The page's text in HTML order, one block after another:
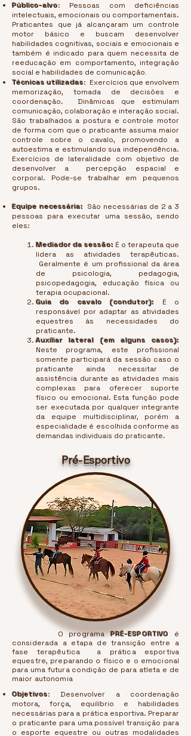
Público-alvo: Pessoas com deficiências
intelectuais, emocionais ou comportamentais.
Praticantes que já alcançaram um controle
motor básico e buscam desenvolver
habilidades cognitivas, sociais e emocionais e
também é indicado para quem necessita de
reeducação em comportamento, integração
social e habilidades de comunicação.
Técnicas utilizadas: Exercícios que envolvem
memorização, tomada de decisões e
coordenação. Dinâmicas que estimulam
comunicação, colaboração e interação social.
São trabalhados a postura e controle motor
de forma com que o praticante assuma maior
controle sobre o cavalo, promovendo a
autoestima e estimulando sua independência.
Exercícios de lateralidade com objetivo de
desenvolver a percepção espacial e
corporal. Pode-se trabalhar em pequenos
grupos.
Equipe necessária: São necessárias de 2 a 3
pessoas para executar uma sessão, sendo
eles:
Mediador da sessão: É o terapeuta que
lidera as atividades terapêuticas.
Geralmente é um profissional da área
de psicologia, pedagogia,
psicopedagogia, educação física ou
terapia ocupacional.
Guia do cavalo (condutor): É o
responsável por adaptar as atividades
equestres às necessidades do
praticante.
Auxiliar lateral (em alguns casos):
Neste programa, este profissional
somente participará da sessão caso o
praticante ainda necessitar de
assistência durante as atividades mais
complexas para oferecer suporte
físico ou emocional. Esta função pode
ser executada por qualquer integrante
da equipe multidisciplinar, porém a
especialidade é escolhida conforme as
demandas individuais do praticante.
Pré-Esportivo
O programaPRÉ-ESPORTIVO é
considerada a etapa de transição entre a
fase terapêutica a prática esportiva
equestre, preparando o físico e o emocional
para uma futura condição de para atleta e de
maior autonomia
Objetivos: Desenvolver a coordenação
motora, força, equilíbrio e habilidades
necessárias para a prática esportiva. Preparar
o praticante para uma possível transição para
o esporte equestre ou outras modalidades